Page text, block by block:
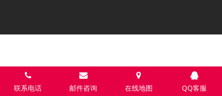
联系电话 邮件咨询 在线地图 QQ客服